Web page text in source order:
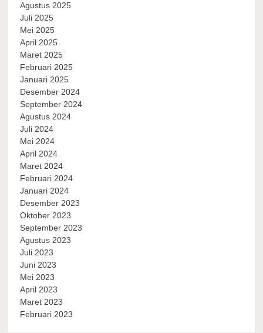
Agustus 2025
Juli 2025
Mei 2025
April 2025
Maret 2025
Februari 2025
Januari 2025
Desember 2024
September 2024
Agustus 2024
Juli 2024
Mei 2024
April 2024
Maret 2024
Februari 2024
Januari 2024
Desember 2023
Oktober 2023
September 2023
Agustus 2023
Juli 2023
Juni 2023
Mei 2023
April 2023
Maret 2023
Februari 2023